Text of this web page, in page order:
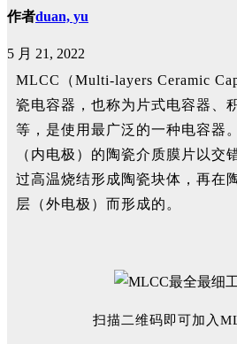
作者duan, yu
5 月 21, 2022
MLCC（Multi-layers Ceramic
瓷电容器，也称为片式电容器、
等，是使用最广泛的一种电容器
（内电极）的陶瓷介质膜片以交
过高温烧结形成陶瓷块体，再在
层（外电极）而形成的。
扫描二维码即可加入